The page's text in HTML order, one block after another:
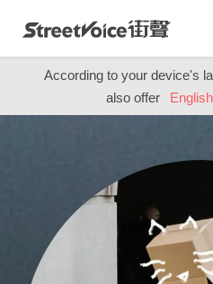
According to your device's
also offer